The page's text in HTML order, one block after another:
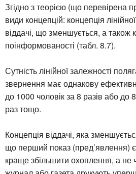
Згідно з теорією (що перевірена
види концепцій: концепція
віддачі, що зменшується, а також
поінформованості (табл. 8.7).
Сутність лінійної залежності
звернення має однакову
до 1000 чоловік за 8 разів або до
раз тощо.
Концепція віддачі, яка
що перший показ (пред’явлення)
краще збільшити охоплення, а не